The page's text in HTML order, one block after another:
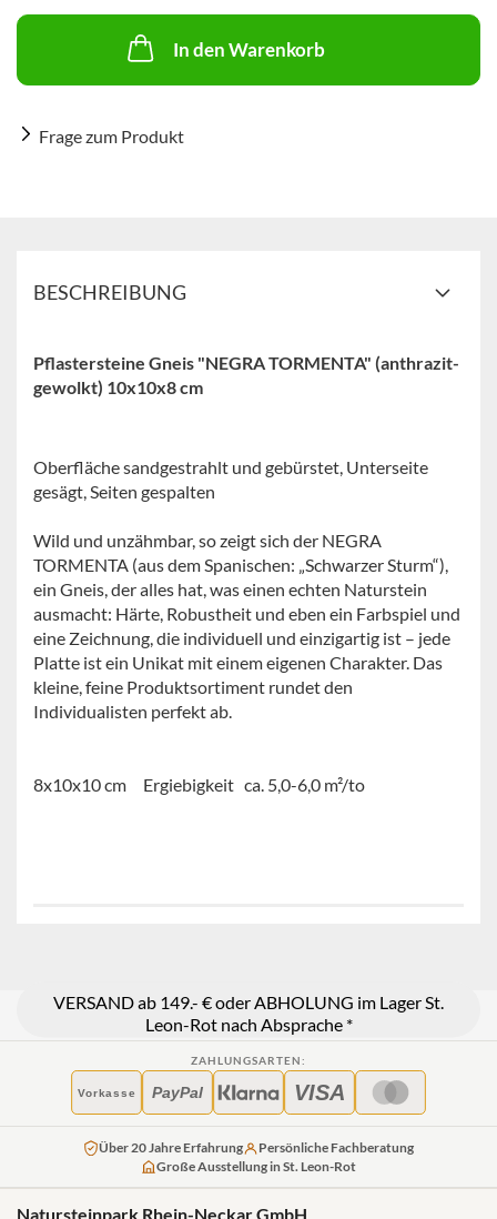
In den Warenkorb
Frage zum Produkt
BESCHREIBUNG
Pflastersteine Gneis "NEGRA TORMENTA" (anthrazit-
gewolkt) 10x10x8 cm
Oberfläche sandgestrahlt und gebürstet, Unterseite
gesägt, Seiten gespalten
Wild und unzähmbar, so zeigt sich der NEGRA
TORMENTA (aus dem Spanischen: „Schwarzer Sturm“),
ein Gneis, der alles hat, was einen echten Naturstein
ausmacht: Härte, Robustheit und eben ein Farbspiel und
eine Zeichnung, die individuell und einzigartig ist – jede
Platte ist ein Unikat mit einem eigenen Charakter. Das
kleine, feine Produktsortiment rundet den
Individualisten perfekt ab.
8x10x10 cm Ergiebigkeit ca. 5,0-6,0 m²/to
VERSAND ab 149.- € oder ABHOLUNG im Lager St.
Leon-Rot nach Absprache *
ZAHLUNGSARTEN:
Vorkasse PayPal VISA
Über 20 Jahre Erfahrung
Persönliche Fachberatung
Große Ausstellung in St. Leon-Rot
Natursteinpark Rhein-Neckar GmbH